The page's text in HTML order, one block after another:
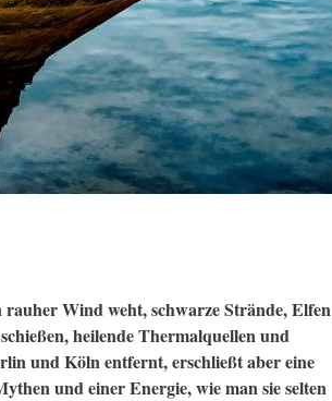
rauher Wind weht, schwarze Strände, Elfen
heilende Thermalquellen und
und Köln entfernt, erschließt aber eine
und einer Energie, wie man sie selten